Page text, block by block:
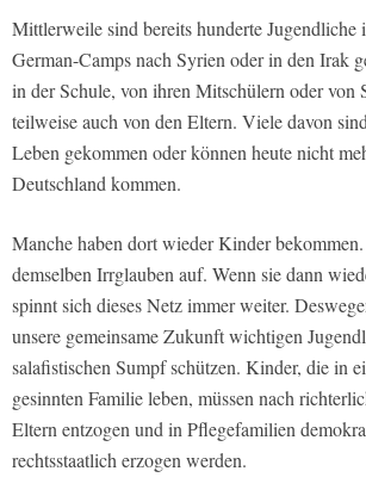
Mittlerweile sind bereits hunderte Jugendliche
German-Camps nach Syrien oder in den Irak
in der Schule, von ihren Mitschülern oder von
teilweise auch von den Eltern. Viele davon
Leben gekommen oder können heute nicht
Deutschland kommen.
Manche haben dort wieder Kinder
demselben Irrglauben auf. Wenn sie dann
spinnt sich dieses Netz immer weiter.
unsere gemeinsame Zukunft wichtigen
salafistischen Sumpf schützen. Kinder, die in
gesinnten Familie leben, müssen nach
Eltern entzogen und in Pflegefamilien
rechtsstaatlich erzogen werden.